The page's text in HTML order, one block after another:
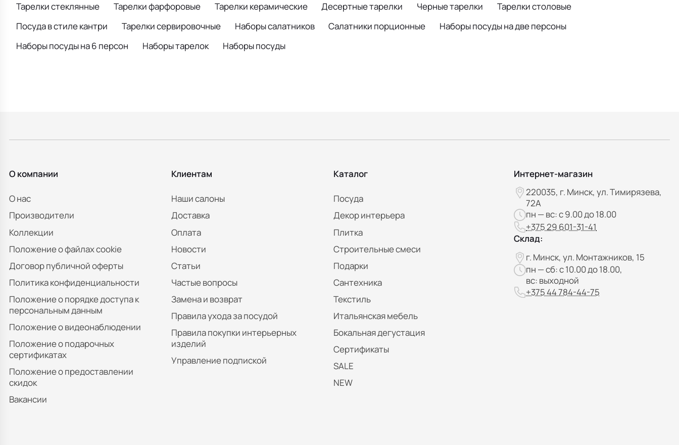
Тарелки стеклянные
Тарелки фарфоровые Тарелки керамические Десертные тарелки Черные тарелки
Тарелки столовые
Посуда в стиле кантри
Тарелки сервировочные Наборы салатников Салатники порционные
Наборы посуды на две персоны
Наборы посуды на 6 персон
Наборы тарелок Наборы посуды
О компании
О нас
Производители
Коллекции
Положение о файлах cookie
Договор публичной оферты
Политика конфиденциальности
Положение о порядке доступа к
персональным данным
Положение о видеонаблюдении
Положение о подарочных
сертификатах
Положение о предоставлении
скидок
Вакансии
Клиентам
Наши салоны
Доставка
Оплата
Новости
Статьи
Частые вопросы
Замена и возврат
Правила ухода за посудой
Правила покупки интерьерных
изделий
Управление подпиской
Каталог
Посуда
Декор интерьера
Плитка
Строительные смеси
Подарки
Сантехника
Текстиль
Итальянская мебель
Бокальная дегустация
Сертификаты
SALE
NEW
Интернет-магазин
220035, г. Минск, ул. Тимирязева,
72А
пн — вс: с 9.00 до 18.00
+375 29 601-31-41
Склад:
г. Минск, ул. Монтажников, 15
пн — сб: с 10.00 до 18.00,
вс: выходной
+375 44 784-44-75